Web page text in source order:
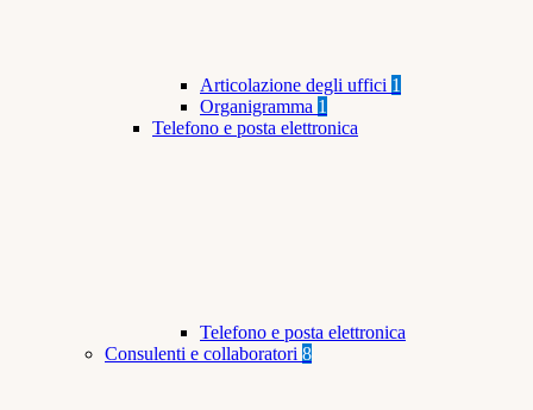
Articolazione degli uffici 1
Organigramma 1
Telefono e posta elettronica
Telefono e posta elettronica
Consulenti e collaboratori 8